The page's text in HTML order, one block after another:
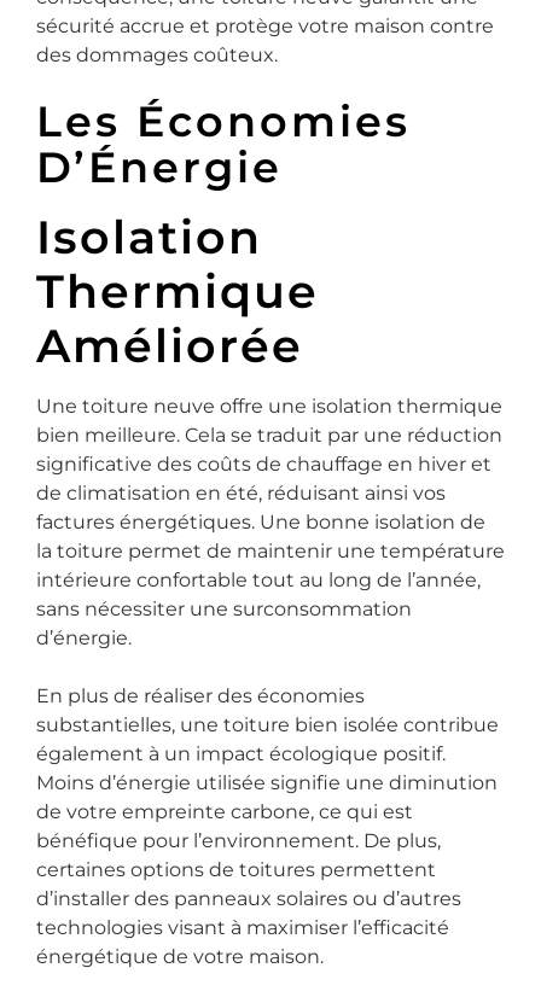
sécurité accrue et protège votre maison contre
des dommages coûteux.
Les Économies
D’Énergie
Isolation
Thermique
Améliorée
Une toiture neuve offre une isolation thermique
bien meilleure. Cela se traduit par une réduction
significative des coûts de chauffage en hiver et
de climatisation en été, réduisant ainsi vos
factures énergétiques. Une bonne isolation de
la toiture permet de maintenir une température
intérieure confortable tout au long de l’année,
sans nécessiter une surconsommation
d’énergie.
En plus de réaliser des économies
substantielles, une toiture bien isolée contribue
également à un impact écologique positif.
Moins d’énergie utilisée signifie une diminution
de votre empreinte carbone, ce qui est
bénéfique pour l’environnement. De plus,
certaines options de toitures permettent
d’installer des panneaux solaires ou d’autres
technologies visant à maximiser l’efficacité
énergétique de votre maison.